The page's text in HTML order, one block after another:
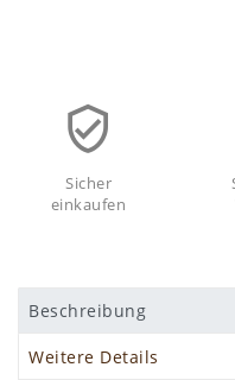
Sicher
einkaufen
Beschreibung
Weitere Details